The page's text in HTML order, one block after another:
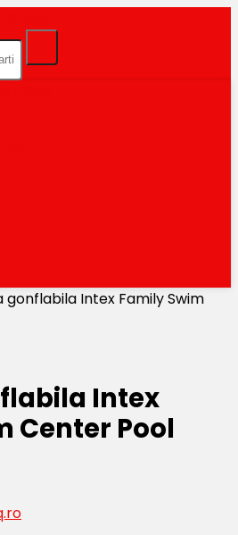
gonflabila Intex Family Swim
Intex
Center Pool